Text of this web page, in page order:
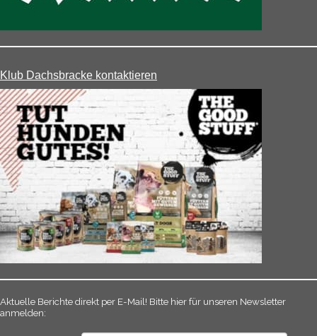
Klub Dachsbracke kontaktieren
Aktuelle Berichte direkt per E-Mail! Bitte hier für unseren Newsletter
anmelden: